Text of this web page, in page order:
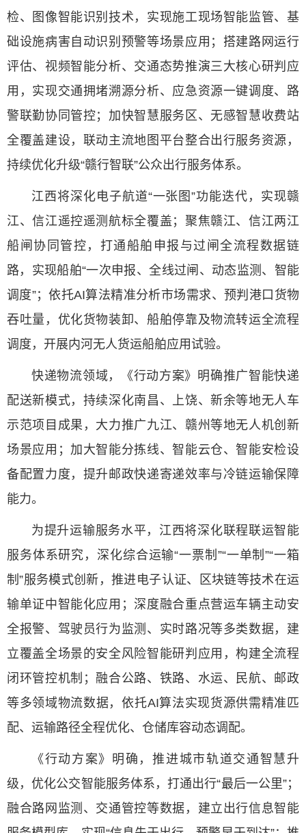
检、图像智能识别技术，实现施工现场智能监管、基
础设施病害自动识别预警等场景应用；搭建路网运行
评估、视频智能分析、交通态势推演三大核心研判应
用，实现交通拥堵溯源分析、应急资源一键调度、路
警联勤协同管控；加快智慧服务区、无感智慧收费站
全覆盖建设，联动主流地图平台整合出行服务资源，
持续优化升级“赣行智联”公众出行服务体系。
江西将深化电子航道“一张图”功能迭代，实现赣
江、信江遥控遥测航标全覆盖；聚焦赣江、信江两江
船闸协同管控，打通船舶申报与过闸全流程数据链
路，实现船舶“一次申报、全线过闸、动态监测、智能
调度”；依托AI算法精准分析市场需求、预判港口货物
吞吐量，优化货物装卸、船舶停靠及物流转运全流程
调度，开展内河无人货运船舶应用试验。
快递物流领域，《行动方案》明确推广智能快递
配送新模式，持续深化南昌、上饶、新余等地无人车
示范项目成果，大力推广九江、赣州等地无人机创新
场景应用；加大智能分拣线、智能云仓、智能安检设
备配置力度，提升邮政快递寄递效率与冷链运输保障
能力。
为提升运输服务水平，江西将深化联程联运智能
服务体系研究，深化综合运输“一票制”“一单制”“一箱
制”服务模式创新，推进电子认证、区块链等技术在运
输单证中智能化应用；深度融合重点营运车辆主动安
全报警、驾驶员行为监测、实时路况等多类数据，建
立覆盖全场景的安全风险智能研判应用，构建全流程
闭环管控机制；融合公路、铁路、水运、民航、邮政
等多领域物流数据，依托AI算法实现货源供需精准匹
配、运输路径全程优化、仓储库容动态调配。
《行动方案》明确，推进城市轨道交通智慧升
级，优化公交智能服务体系，打通出行“最后一公里”；
融合路网监测、交通管控等数据，建立出行信息智能